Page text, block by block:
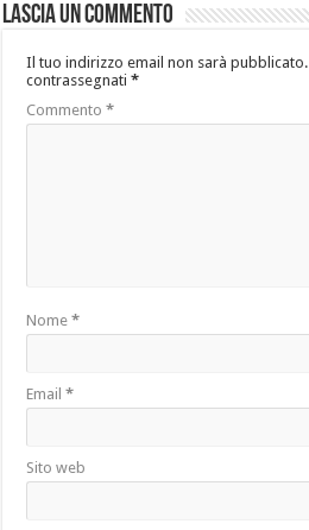
Lascia un commento
Il tuo indirizzo email non sarà pubblicato.
contrassegnati*
Commento*
Nome*
Email*
Sito web